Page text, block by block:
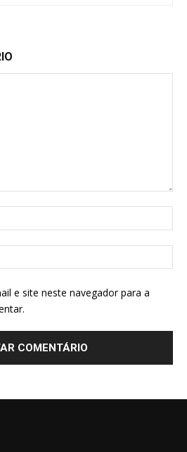
e site neste navegador para a